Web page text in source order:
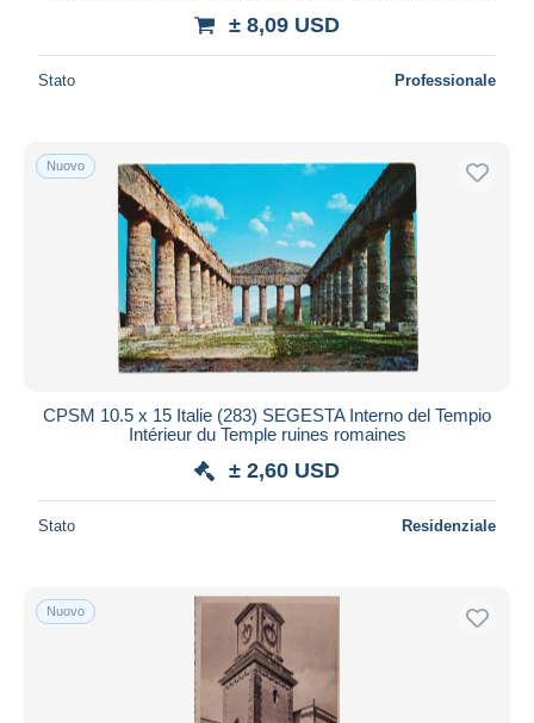
± 8,09 USD
Stato Professionale
Nuovo
CPSM 10.5 x 15 Italie (283) SEGESTA Interno del Tempio
Intérieur du Temple ruines romaines
± 2,60 USD
Stato Residenziale
Nuovo